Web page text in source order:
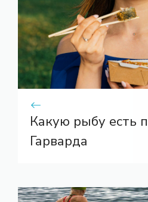
Какую рыбу есть
Гарварда